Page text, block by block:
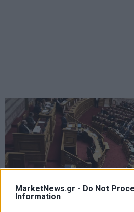
MarketNews.gr - Do Not
Information